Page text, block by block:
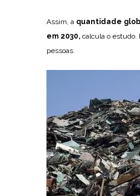
Assim, a quantidade
em 2030, calcula o estudo.
pessoas.